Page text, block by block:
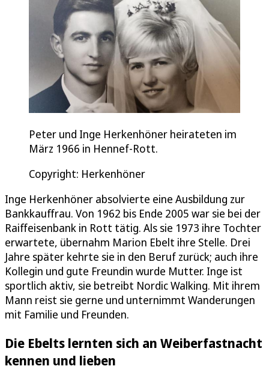
Peter und Inge Herkenhöner heirateten im
März 1966 in Hennef-Rott.
Copyright: Herkenhöner
Inge Herkenhöner absolvierte eine Ausbildung zur
Bankkauffrau. Von 1962 bis Ende 2005 war sie bei der
Raiffeisenbank in Rott tätig. Als sie 1973 ihre Tochter
erwartete, übernahm Marion Ebelt ihre Stelle. Drei
Jahre später kehrte sie in den Beruf zurück; auch ihre
Kollegin und gute Freundin wurde Mutter. Inge ist
sportlich aktiv, sie betreibt Nordic Walking. Mit ihrem
Mann reist sie gerne und unternimmt Wanderungen
mit Familie und Freunden.
Die Ebelts lernten sich an Weiberfastnacht
kennen und lieben